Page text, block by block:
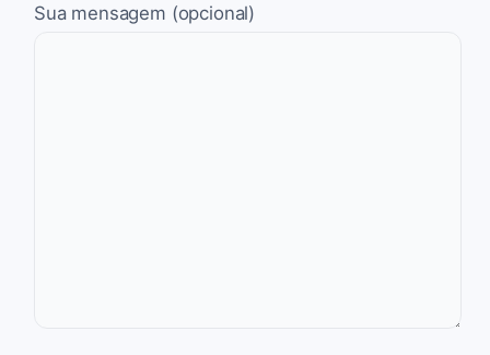
Sua mensagem (opcional)